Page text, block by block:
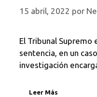
15 abril, 2022 por
El Tribunal Supremo
sentencia, en un
investigación
Leer Más